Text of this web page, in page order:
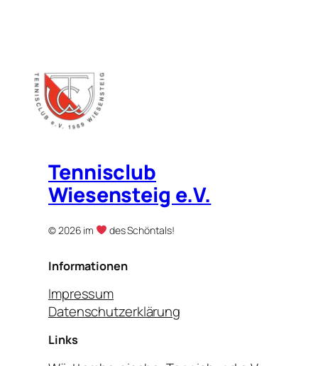
Tennisclub
Wiesensteig e.V.
© 2026 im des Schöntals!
Informationen
Impressum
Datenschutzerklärung
Links